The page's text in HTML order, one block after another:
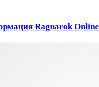
Ragnarok Online